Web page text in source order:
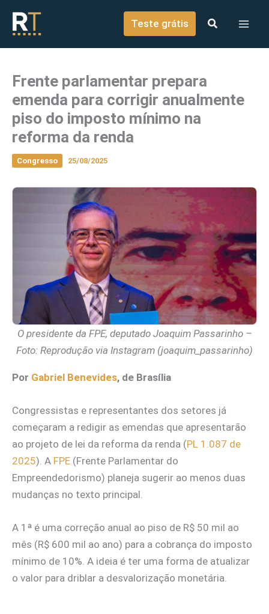
conteúdo
Teste grátis
Frente parlamentar prepara
emenda para corrigir anualmente
piso do imposto mínimo na
reforma da renda
Congresso 25/08/2025
O presidente da FPE, deputado Joaquim Passarinho –
Foto: Reprodução via Instagram (joaquim_passarinho)
Por Gabriel Benevides, de Brasília
Congressistas e representantes dos setores já
começaram a redigir as emendas que apresentarão
ao projeto de lei da reforma da renda (PL 1.087 de
2025). A FPE (Frente Parlamentar do
Empreendedorismo) planeja sugerir ao menos duas
mudanças no texto principal.
A 1ª é uma correção anual ao piso de R$ 50 mil ao
mês (R$ 600 mil ao ano) para a cobrança do imposto
mínimo de 10%. A ideia é ter uma forma de atualizar
o valor para driblar a desvalorização monetária.